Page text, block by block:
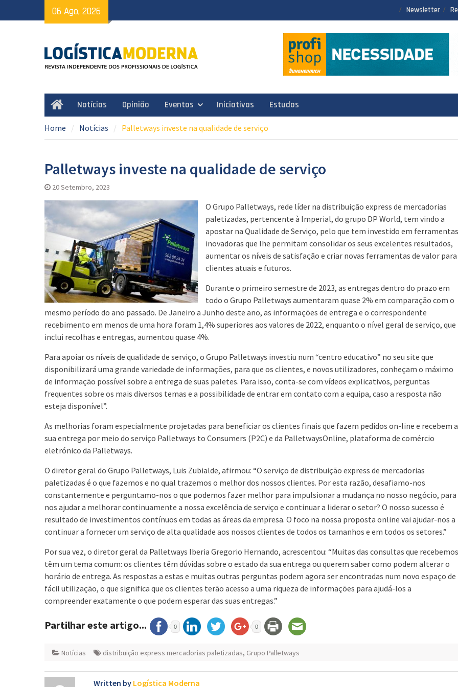
to
06 Ago, 2026 Newsletter
HomeNotícias Opinião Eventos Iniciativas Estudos
Home Notícias Palletways investe na qualidade de serviço
Palletways investe na qualidade de serviço
20 Setembro, 2023
O Grupo Palletways, rede líder na distribuição express de mercadorias
paletizadas, pertencente à Imperial, do grupo DP World, tem vindo a
apostar na Qualidade de Serviço, pelo que tem investido em ferramentas
inovadoras que lhe permitam consolidar os seus excelentes resultados,
aumentar os níveis de satisfação e criar novas ferramentas de valor para
clientes atuais e futuros.
Durante o primeiro semestre de 2023, as entregas dentro do prazo em
todo o Grupo Palletways aumentaram quase 2% em comparação com o
mesmo período do ano passado. De Janeiro a Junho deste ano, as informações de entrega e o correspondente
recebimento em menos de uma hora foram 1,4% superiores aos valores de 2022, enquanto o nível geral de serviço, que
inclui recolhas e entregas, aumentou quase 4%.
Para apoiar os níveis de qualidade de serviço, o Grupo Palletways investiu num “centro educativo” no seu site que
disponibilizará uma grande variedade de informações, para que os clientes, e novos utilizadores, conheçam o máximo
de informação possível sobre a entrega de suas paletes. Para isso, conta-se com vídeos explicativos, perguntas
frequentes sobre os mais diversos temas e a possibilidade de entrar em contato com a equipa, caso a resposta não
esteja disponível”.
As melhorias foram especialmente projetadas para beneficiar os clientes finais que fazem pedidos on-line e recebem a
sua entrega por meio do serviço Palletways to Consumers (P2C) e da PalletwaysOnline, plataforma de comércio
eletrónico da Palletways.
O diretor geral do Grupo Palletways, Luis Zubialde, afirmou: “O serviço de distribuição express de mercadorias
paletizadas é o que fazemos e no qual trazemos o melhor dos nossos clientes. Por esta razão, desafiamo-nos
constantemente e perguntamo-nos o que podemos fazer melhor para impulsionar a mudança no nosso negócio, para
nos ajudar a melhorar continuamente a nossa excelência de serviço e continuar a liderar o setor? O nosso sucesso é
resultado de investimentos contínuos em todas as áreas da empresa. O foco na nossa proposta online vai ajudar-nos a
continuar a fornecer um serviço de alta qualidade aos nossos clientes de todos os tamanhos e em todos os setores.”
Por sua vez, o diretor geral da Palletways Iberia Gregorio Hernando, acrescentou: “Muitas das consultas que recebemos
têm um tema comum: os clientes têm dúvidas sobre o estado da sua entrega ou querem saber como podem alterar o
horário de entrega. As respostas a estas e muitas outras perguntas podem agora ser encontradas num novo espaço de
fácil utilização, o que significa que os clientes terão acesso a uma riqueza de informações para ajudá-los a
compreender exatamente o que podem esperar das suas entregas.”
Partilhar este artigo... 0 0
Notícias distribuição express mercadorias paletizadas, Grupo Palletways
Written by Logística Moderna